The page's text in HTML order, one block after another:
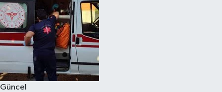
Güncel
Çorum Trafik Yoğunluk Haritası
Süper Lig Puan Durumu ve Fikstür
Tüm Manşetler
Son Dakika Haberleri